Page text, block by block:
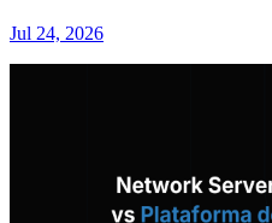
Jul 24, 2026